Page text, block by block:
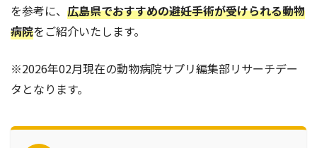
を参考に、 広島県でおすすめの避妊手術が受けられる動物
病院をご紹介いたします。
※2026年02月現在の動物病院サプリ編集部リサーチデー
タとなります。